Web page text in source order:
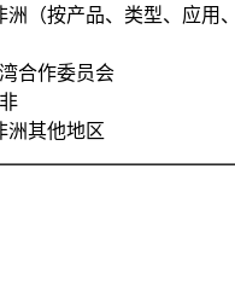
洲（按产品、类型、应用
合作委员会
洲其他地区